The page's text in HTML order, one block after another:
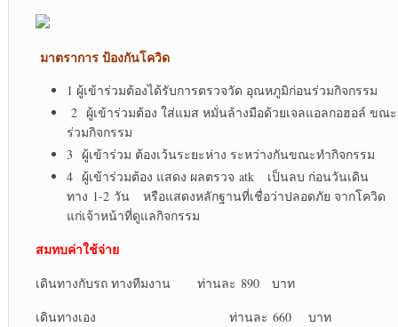
มาตราการ ป้องกันโควิด
1 ผู้เข้าร่วมต้องได้รับการตรวจวัด อุณหภูมิก่อนร่วมกิจกรรม
2 ผู้เข้าร่วมต้อง ใส่แมส หมั่นล้างมือด้วยเจลแอลกอฮอล์ ขณะ
ร่วมกิจกรรม
3 ผู้เข้าร่วม ต้องเว้นระยะห่าง ระหว่างกันขณะทำกิจกรรม
4 ผู้เข้าร่วมต้อง แสดง ผลตรวจ atk เป็นลบ ก่อนวันเดิน
ทาง 1-2 วัน หรือแสดงหลักฐานที่เชื่อว่าปลอดภัย จากโควิด
แก่เจ้าหน้าที่ดูแลกิจกรรม
สมทบค่าใช้จ่าย
เดินทางกับรถ ทางทีมงาน ท่านละ 890 บาท
เดินทางเอง ท่านละ 660 บาท